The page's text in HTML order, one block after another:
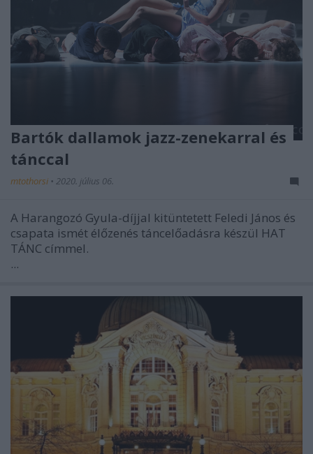
Bartók dallamok jazz-zenekarral és
tánccal
mtothorsi • 2020. július 06.
A Harangozó Gyula-díjjal kitüntetett Feledi János és
csapata ismét élőzenés táncelőadásra készül HAT
TÁNC címmel.
...